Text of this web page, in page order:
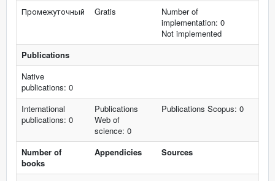
Промежуточный
Gratis
Number of
implementation: 0
Not implemented
Publications
Native
publications: 0
International
publications: 0
Publications
Web of
science: 0
Publications Scopus: 0
Number of
books
Appendicies Sources